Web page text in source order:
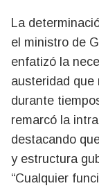
La
el ministro de
enfatizó la
austeridad que
durante
remarcó la
destacando
y estructura
“Cualquier